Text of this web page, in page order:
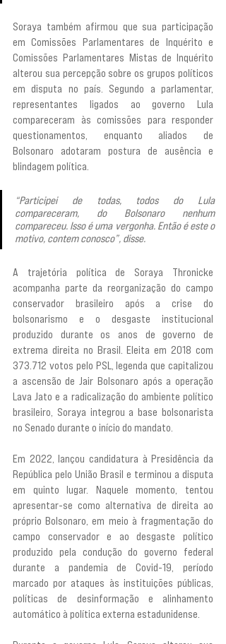
Soraya também afirmou que sua participação
em Comissões Parlamentares de Inquérito e
Comissões Parlamentares Mistas de Inquérito
alterou sua percepção sobre os grupos políticos
em disputa no país. Segundo a parlamentar,
representantes ligados ao governo Lula
compareceram às comissões para responder
questionamentos, enquanto aliados de
Bolsonaro adotaram postura de ausência e
blindagem política.
“Participei de todas, todos do Lula
compareceram, do Bolsonaro nenhum
compareceu. Isso é uma vergonha. Então é este o
motivo, contem conosco”, disse.
A trajetória política de Soraya Thronicke
acompanha parte da reorganização do campo
conservador brasileiro após a crise do
bolsonarismo e o desgaste institucional
produzido durante os anos de governo de
extrema direita no Brasil. Eleita em 2018 com
373.712 votos pelo PSL, legenda que capitalizou
a ascensão de Jair Bolsonaro após a operação
Lava Jato e a radicalização do ambiente político
brasileiro, Soraya integrou a base bolsonarista
no Senado durante o início do mandato.
Em 2022, lançou candidatura à Presidência da
República pelo União Brasil e terminou a disputa
em quinto lugar. Naquele momento, tentou
apresentar-se como alternativa de direita ao
próprio Bolsonaro, em meio à fragmentação do
campo conservador e ao desgaste político
produzido pela condução do governo federal
durante a pandemia de Covid-19, período
marcado por ataques às instituições públicas,
políticas de desinformação e alinhamento
automático à política externa estadunidense.